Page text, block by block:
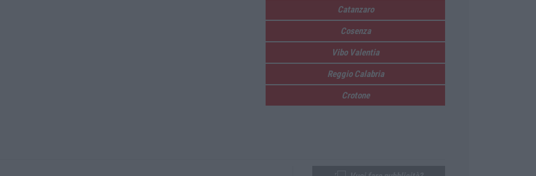
Catanzaro
Cosenza
Vibo Valentia
Reggio Calabria
Crotone